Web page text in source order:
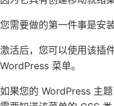
您需要做的第一件事是安
激活后，您可以使用该插
WordPress 菜单。
如果您的 WordPress 主